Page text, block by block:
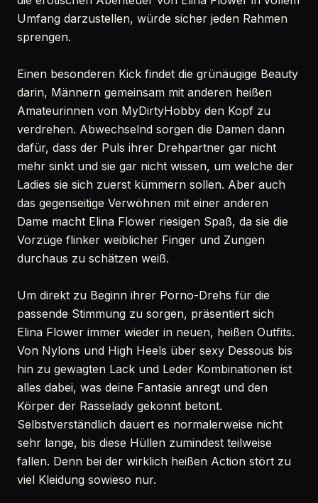
Umfang darzustellen, würde sicher jeden Rahmen
sprengen.
Einen besonderen Kick findet die grünäugige Beauty
darin, Männern gemeinsam mit anderen heißen
Amateurinnen von MyDirtyHobby den Kopf zu
verdrehen. Abwechselnd sorgen die Damen dann
dafür, dass der Puls ihrer Drehpartner gar nicht
mehr sinkt und sie gar nicht wissen, um welche der
Ladies sie sich zuerst kümmern sollen. Aber auch
das gegenseitige Verwöhnen mit einer anderen
Dame macht Elina Flower riesigen Spaß, da sie die
Vorzüge flinker weiblicher Finger und Zungen
durchaus zu schätzen weiß.
Um direkt zu Beginn ihrer Porno-Drehs für die
passende Stimmung zu sorgen, präsentiert sich
Elina Flower immer wieder in neuen, heißen Outfits.
Von Nylons und High Heels über sexy Dessous bis
hin zu gewagten Lack und Leder Kombinationen ist
alles dabei, was deine Fantasie anregt und den
Körper der Rasselady gekonnt betont.
Selbstverständlich dauert es normalerweise nicht
sehr lange, bis diese Hüllen zumindest teilweise
fallen. Denn bei der wirklich heißen Action stört zu
viel Kleidung sowieso nur.